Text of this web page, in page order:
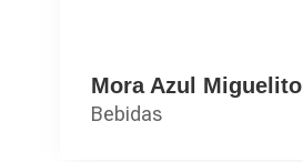
Mora Azul Miguelito
Bebidas